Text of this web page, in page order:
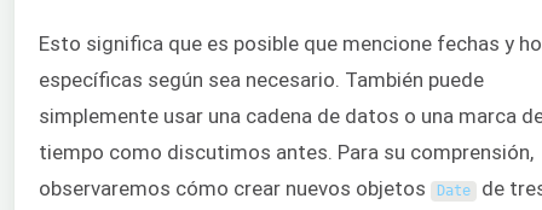
Esto significa que es posible que mencione fechas y
específicas según sea necesario. También puede
simplemente usar una cadena de datos o una marca
tiempo como discutimos antes. Para su comprensión,
observaremos cómo crear nuevos objetos
Date de